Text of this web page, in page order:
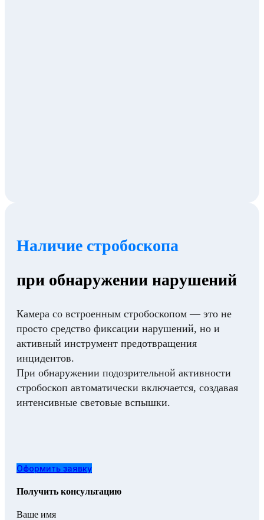
Наличие стробоскопа
при обнаружении нарушений
Камера со встроенным стробоскопом — это не
просто средство фиксации нарушений, но и
активный инструмент предотвращения
инцидентов.
При обнаружении подозрительной активности
стробоскоп автоматически включается, создавая
интенсивные световые вспышки.
Оформить заявку
Получить консультацию
Ваше имя